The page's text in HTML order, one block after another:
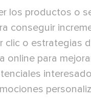
los productos o
conseguir
o estrategias
para